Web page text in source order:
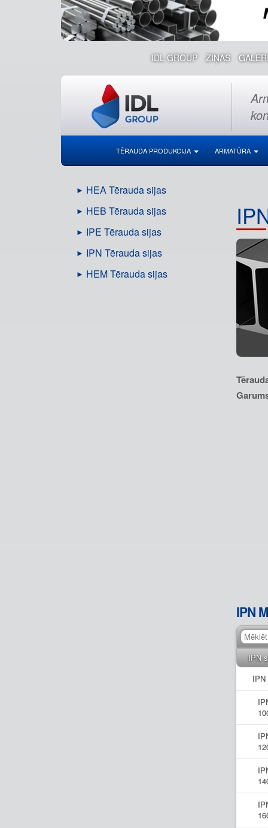
IDL GROUP ZIŅAS
TĒRAUDA PRODUKCIJA ARMATŪRA
HEA Tērauda sijas
HEB Tērauda sijas
IPE Tērauda sijas
IPN Tērauda sijas
HEM Tērauda sijas
IPN
IPN
IPN